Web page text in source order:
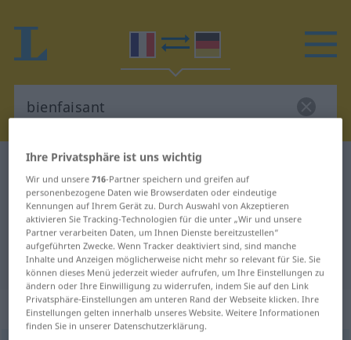
Französisch-Deutsch Wörterbuch
Französisch-Deutsch Übersetzung
für "bienfaisant"
"bienfaisant" Deutsch Übersetzung
„bienfaisant“: adjectif (qualificatif)
Ihre Privatsphäre ist uns wichtig
Wir und unsere716-Partner speichern und greifen auf
personenbezogene Daten wie Browserdaten oder eindeutige
Kennungen auf Ihrem Gerät zu. Durch Auswahl von Akzeptieren
aktivieren Sie Tracking-Technologien für die unter „Wir und unsere
Partner verarbeiten Daten, um Ihnen Dienste bereitzustellen“
aufgeführten Zwecke. Wenn Tracker deaktiviert sind, sind manche
Inhalte und Anzeigen möglicherweise nicht mehr so relevant für Sie. Sie
können dieses Menü jederzeit wieder aufrufen, um Ihre Einstellungen zu
ändern oder Ihre Einwilligung zu widerrufen, indem Sie auf den Link
Privatsphäre-Einstellungen am unteren Rand der Webseite klicken. Ihre
Einstellungen gelten innerhalb unseres Website. Weitere Informationen
finden Sie in unserer Datenschutzerklärung.